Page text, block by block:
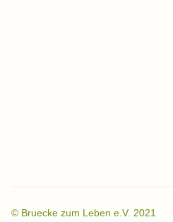
© Bruecke zum Leben e.V. 2021